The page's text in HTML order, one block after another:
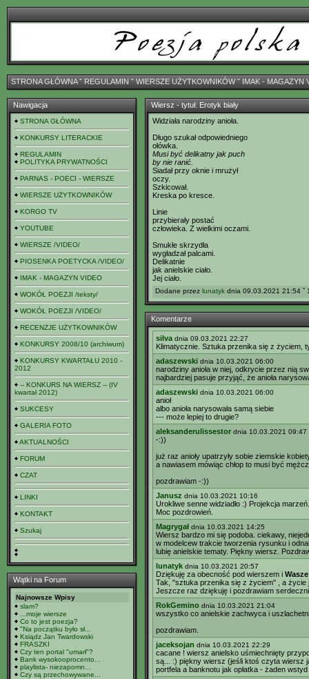
STRONA GŁÓWNAˇ REGULAMIN ˇ WIERSZE UŻYTKOWNIKÓWˇ IMAK - MAGAZYN
Nawigacja
STRONA GŁÓWNA
KONKURSY LITERACKIE
REGULAMIN
POLITYKA PRYWATNOŚCI
PARNAS - POECI - WIERSZE
WIERSZE UŻYTKOWNIKÓW
KORGO TV
YOUTUBE
WIERSZE /VIDEO/
PIOSENKA POETYCKA /VIDEO/
IMAK - MAGAZYN VIDEO
WOKÓŁ POEZJI /teksty/
WOKÓŁ POEZJI /VIDEO/
RECENZJE UŻYTKOWNIKÓW
KONKURSY 2008/10 (archiwum)
KONKURSY KWARTAŁU 2010 -
2012
-- KONKURS NA WIERSZ -- (IV
kwartał 2012)
SUKCESY
GALERIA FOTO
AKTUALNOŚCI
FORUM
CZAT
LINKI
KONTAKT
Szukaj
Wątki na Forum
Najnowsze Wpisy
slam?
...moje wiersze
Co to jest poezja?
"Na początku było sł...
Ksiądz Jan Twardowski
FRASZKI
Czy ten portal "umarł"?
Bank wysokooprocento...
playlista- niezapomn...
Czy są przechowywane...
Wiersz - tytuł: Erotyk biały
Widziała narodziny anioła.
Długo szukał odpowiedniego
ołówka.
Musi być delikatny jak puch
by nie ranić.
Siadał przy oknie i mrużył
oczy.
Szkicował.
Kreska po kresce.
Linie
przybierały postać
człowieka. Z wielkimi oczami.
Smukłe skrzydła
wygładzał palcami.
Delikatnie
jak anielskie ciało.
Jej ciało.
Dodane przez lunatyk dnia 09.03.2021 21:54 ˇ
Komentarze
silva dnia 09.03.2021 22:27
Klimatycznie. Sztuka przenika się z życiem,
adaszewski dnia 10.03.2021 06:00
narodziny anioła w niej, odkrycie przez nią
najbardziej pasuje przyjąć, że anioła
adaszewski dnia 10.03.2021 06:00
anioł
albo anioła narysowała samą siebie
--- może lepiej to drugie?
aleksanderulissestor dnia 10.03.2021 09:47
-:))
już raz anioły upatrzyły sobie ziemskie
a nawiasem mówiąc chłop to musi być
pozdrawiam -:))
Janusz dnia 10.03.2021 10:16
Urokliwe senne widziadło :) Projekcja
Moc pozdrowień.
Magrygał dnia 10.03.2021 14:25
Wiersz bardzo mi się podoba. ciekawy,
w modelcew trakcie tworzenia rysunku i
lubię anielskie tematy. Piękny wiersz.
lunatyk dnia 10.03.2021 20:57
Dziękuję za obecność pod wierszem i
Tak, "sztuka przenika się z życiem" , a
Jeszcze raz dziękuję i pozdrawiam
RokGemino dnia 10.03.2021 21:04
wszystko co anielskie zachwyca i
pozdrawiam.
jaceksojan dnia 10.03.2021 22:29
cacane ! wiersz anielsko uśmiechnięty
są... :) piękny wiersz (jeśli ktoś czyta wiersz
portfela a banknotu jak opłatka - żaden